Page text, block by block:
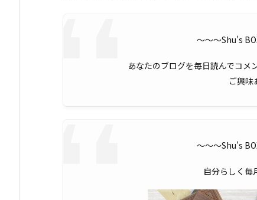
〜〜〜Shu's
あなたのブログを毎日読んでコメ
ご興味
〜〜〜Shu's
自分らしく毎